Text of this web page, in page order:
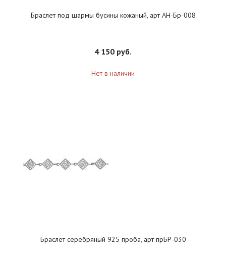
Браслет под шармы бусины кожаный, арт АН-Бр-008
4 150 руб.
Нет в наличии
Браслет серебряный 925 проба, арт прБР-030